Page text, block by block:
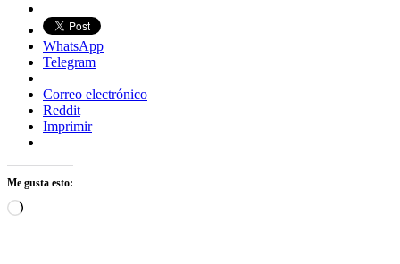
WhatsApp
Telegram
Correo electrónico
Reddit
Imprimir
Me gusta esto:
Cargando...